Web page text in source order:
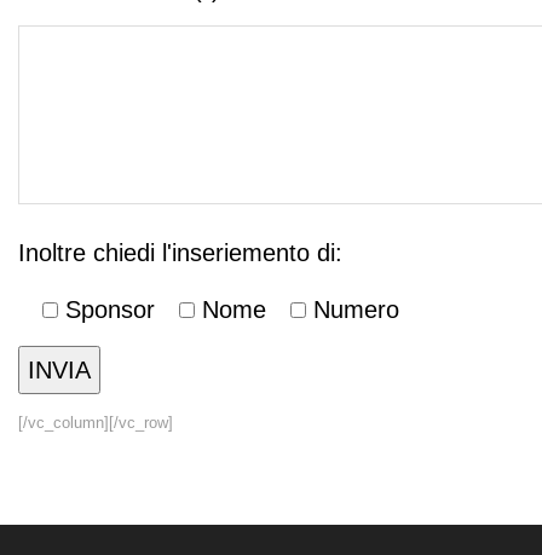
Inoltre chiedi l'inseriemento di:
Sponsor Nome Numero
[/vc_column][/vc_row]